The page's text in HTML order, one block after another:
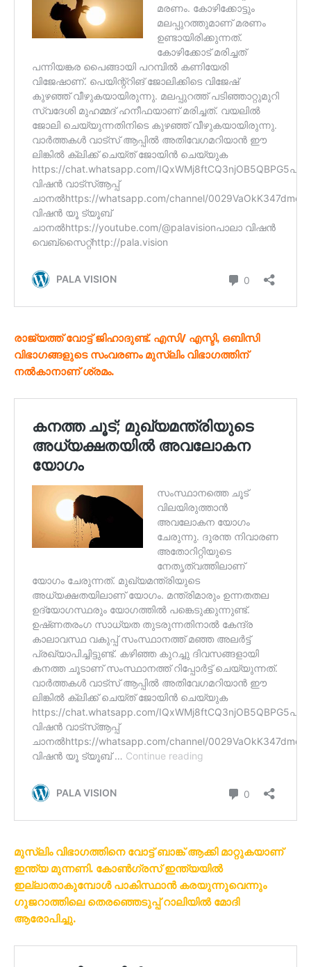
രാജ്യത്ത് വോട്ട് ജിഹാദുണ്ട്. എസി/ എസ്ടി, ഒബിസി
വിഭാഗങ്ങളുടെ സംവരണം മുസ്ലിം വിഭാഗത്തിന്
നൽകാനാണ് ശ്രമം.
മുസ്ലിം വിഭാഗത്തിനെ വോട്ട് ബാങ്ക് ആക്കി മാറ്റുകയാണ്
ഇന്ത്യ മുന്നണി. കോൺഗ്രസ് ഇന്ത്യയിൽ
ഇല്ലാതാകുമ്പോൾ പാകിസ്ഥാൻ കരയുന്നുവെന്നും
ഗുജറാത്തിലെ തെരഞ്ഞെടുപ്പ് റാലിയിൽ മോദി
ആരോപിച്ചു.